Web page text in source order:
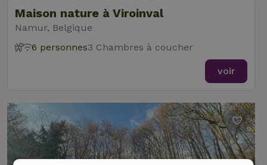
Maison nature à Viroinval
Namur, Belgique
6 personnes3 Chambres à coucher
voir